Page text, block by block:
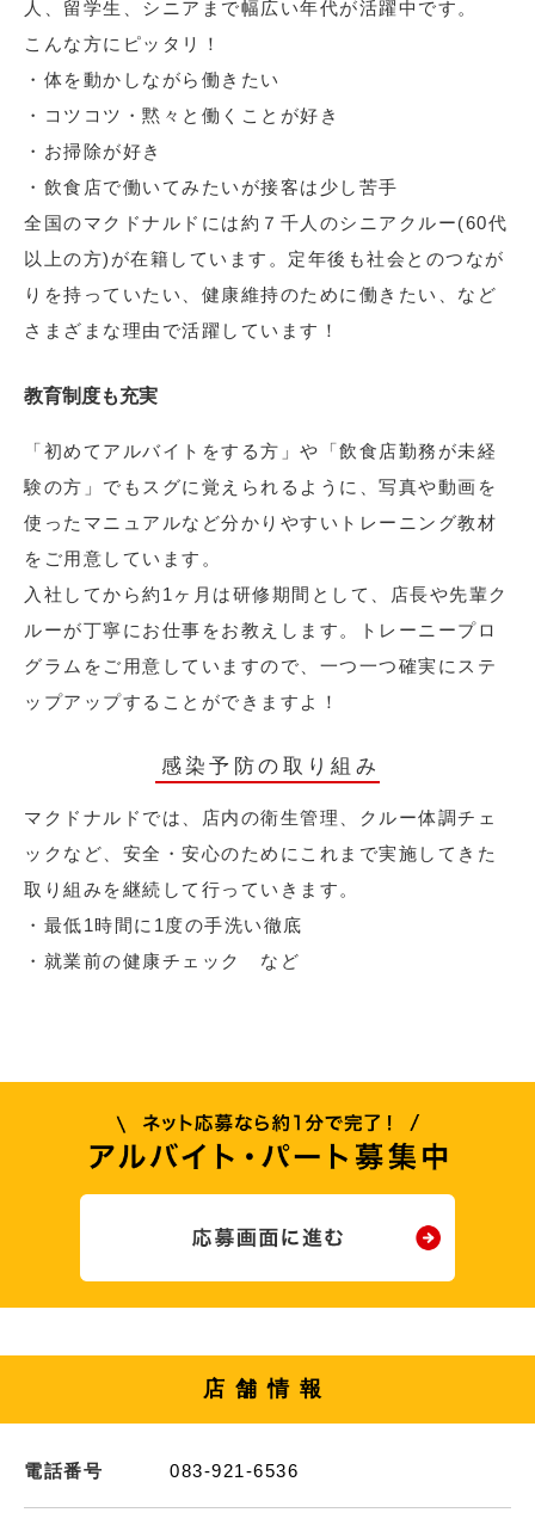
人、留学生、シニアまで幅広い年代が活躍中です。
こんな方にピッタリ！
・体を動かしながら働きたい
・コツコツ・黙々と働くことが好き
・お掃除が好き
・飲食店で働いてみたいが接客は少し苦手
全国のマクドナルドには約７千人のシニアクルー(60代
以上の方)が在籍しています。定年後も社会とのつなが
りを持っていたい、健康維持のために働きたい、など
さまざまな理由で活躍しています！
教育制度も充実
「初めてアルバイトをする方」や「飲食店勤務が未経
験の方」でもスグに覚えられるように、写真や動画を
使ったマニュアルなど分かりやすいトレーニング教材
をご用意しています。
入社してから約1ヶ月は研修期間として、店長や先輩ク
ルーが丁寧にお仕事をお教えします。トレーニープロ
グラムをご用意していますので、一つ一つ確実にステ
ップアップすることができますよ！
感染予防の取り組み
マクドナルドでは、店内の衛生管理、クルー体調チェ
ックなど、安全・安心のためにこれまで実施してきた
取り組みを継続して行っていきます。
・最低1時間に1度の手洗い徹底
・就業前の健康チェック など
店舗情報
電話番号 083-921-6536